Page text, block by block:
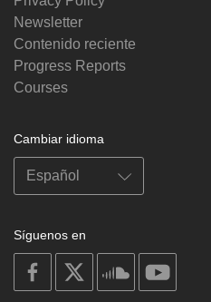
Newsletter
Contenido reciente
Progress Reports
Courses
Cambiar idioma
Síguenos en
on
facebook
soundcloud